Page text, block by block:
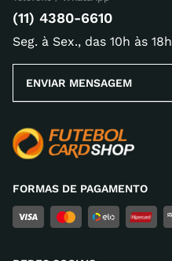
(11) 4380-6610
Seg. à Sex., das 10h às 18h
ENVIAR MENSAGEM
FORMAS DE PAGAMENTO